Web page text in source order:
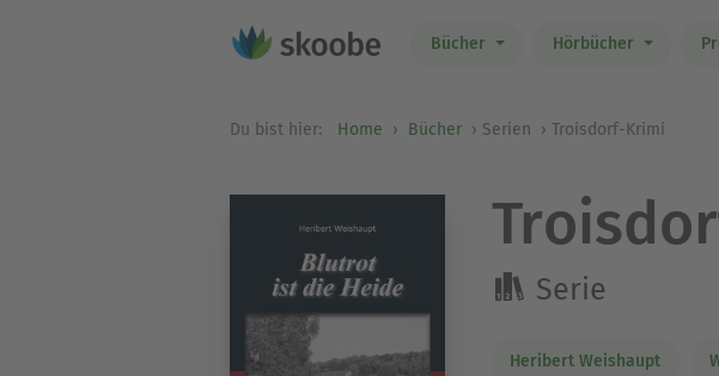
Bücher Hörbücher
Du bist hier: Home Bücher Serien Troisdorf-Krimi
Serie
Heribert Weishaupt